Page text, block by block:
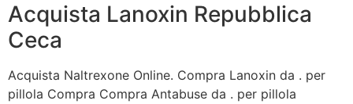
Acquista Lanoxin Repubblica
Ceca
Acquista Naltrexone Online. Compra Lanoxin da . per
pillola Compra Compra Antabuse da . per pillola